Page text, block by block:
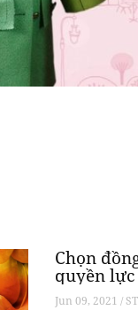
Chọn
quyền
hữu
Jun 09, 2021 /